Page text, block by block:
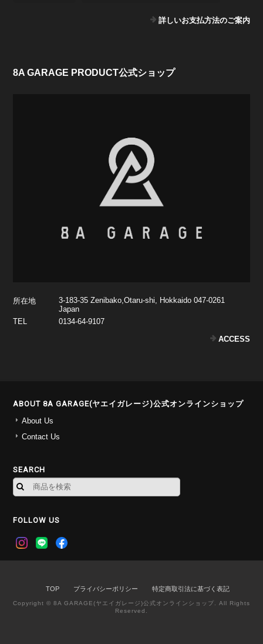
詳しいお支払方法のご案内
8A GARAGE PRODUCT公式ショップ
所在地
3-183-35 Zenibako,Otaru-shi, Hokkaido 047-0261
Japan
TEL
0134-64-9107
ACCESS
ABOUT 8A GARAGE(ヤエイガレージ)公式オンラインショップ
About Us
Contact Us
SEARCH
FOLLOW US
TOP プライバシーポリシー 特定商取引法に基づく表記
Copyright © 8A GARAGE(ヤエイガレージ)公式オンラインショップ. All Rights
Reserved.